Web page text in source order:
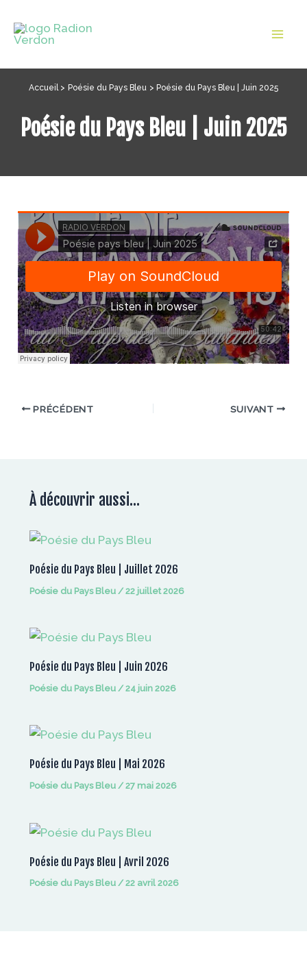
contenu
Accueil Poésie du Pays Bleu Poésie du Pays Bleu | Juin 2025
Poésie du Pays Bleu | Juin 2025
PRÉCÉDENT SUIVANT
À découvrir aussi...
Poésie du Pays Bleu | Juillet 2026
Poésie du Pays Bleu/22 juillet 2026
Poésie du Pays Bleu | Juin 2026
Poésie du Pays Bleu/24 juin 2026
Poésie du Pays Bleu | Mai 2026
Poésie du Pays Bleu/27 mai 2026
Poésie du Pays Bleu | Avril 2026
Poésie du Pays Bleu/22 avril 2026